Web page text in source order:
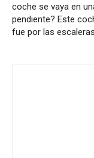
coche se vaya en
pendiente? Este
fue por las escaleras